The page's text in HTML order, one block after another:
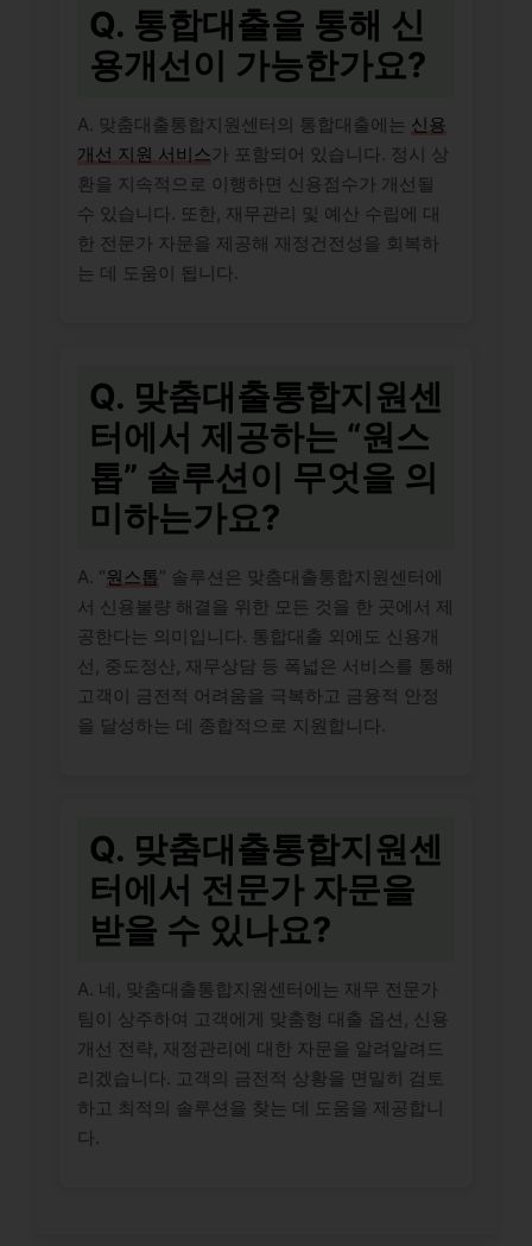
Q. 통합대출을 통해 신
용개선이 가능한가요?
A. 맞춤대출통합지원센터의 통합대출에는 신용
개선 지원 서비스가 포함되어 있습니다. 정시 상
환을 지속적으로 이행하면 신용점수가 개선될
수 있습니다. 또한, 재무관리 및 예산 수립에 대
한 전문가 자문을 제공해 재정건전성을 회복하
는 데 도움이 됩니다.
Q. 맞춤대출통합지원센
터에서 제공하는 “원스
톱” 솔루션이 무엇을 의
미하는가요?
A. “원스톱” 솔루션은 맞춤대출통합지원센터에
서 신용불량 해결을 위한 모든 것을 한 곳에서 제
공한다는 의미입니다. 통합대출 외에도 신용개
선, 중도정산, 재무상담 등 폭넓은 서비스를 통해
고객이 금전적 어려움을 극복하고 금융적 안정
을 달성하는 데 종합적으로 지원합니다.
Q. 맞춤대출통합지원센
터에서 전문가 자문을
받을 수 있나요?
A. 네, 맞춤대출통합지원센터에는 재무 전문가
팀이 상주하여 고객에게 맞춤형 대출 옵션, 신용
개선 전략, 재정관리에 대한 자문을 알려알려드
리겠습니다. 고객의 금전적 상황을 면밀히 검토
하고 최적의 솔루션을 찾는 데 도움을 제공합니
다.